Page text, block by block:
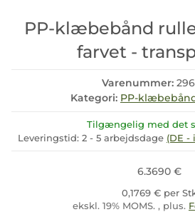
PP-klæbebånd
farvet -
Varenummer:
Kategori: PP-
Tilgængelig med det
Leveringstid: 2 - 5 arbejdsdage (DE -
6.3690 €
0,1769 € per
ekskl. 19% MOMS. , plus.